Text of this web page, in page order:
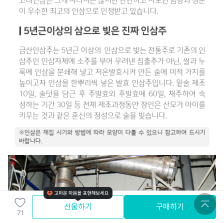
71
선물하기 구매하기